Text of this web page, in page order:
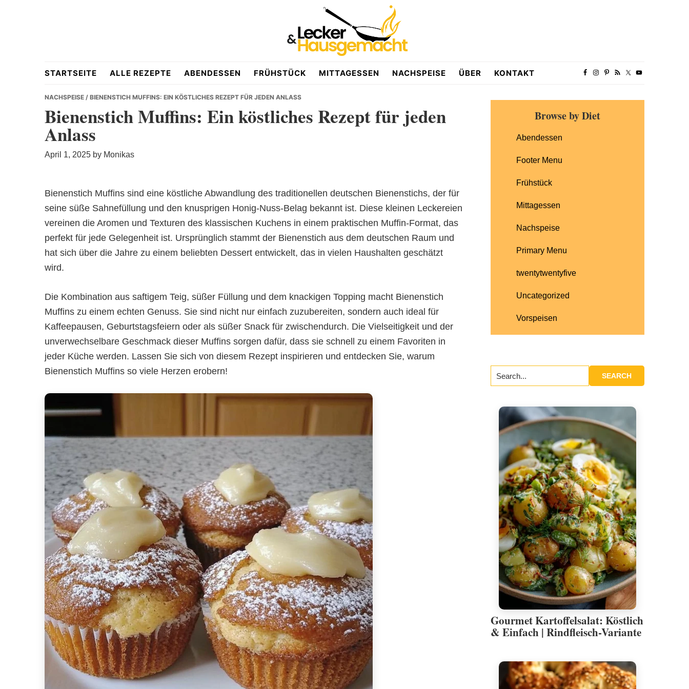
Hausgemacht
&
Lecker
STARTSEITE ALLE REZEPTE ABENDESSEN FRÜHSTÜCK MITTAGESSEN NACHSPEISE ÜBER KONTAKT
NACHSPEISE / BIENENSTICH MUFFINS: EIN KÖSTLICHES REZEPT FÜR JEDEN ANLASS
Bienenstich Muffins: Ein köstliches Rezept für jeden
Anlass
April 1, 2025 by Monikas
Bienenstich Muffins sind eine köstliche Abwandlung des traditionellen deutschen Bienenstichs, der für
seine süße Sahnefüllung und den knusprigen Honig-Nuss-Belag bekannt ist. Diese kleinen Leckereien
vereinen die Aromen und Texturen des klassischen Kuchens in einem praktischen Muffin-Format, das
perfekt für jede Gelegenheit ist. Ursprünglich stammt der Bienenstich aus dem deutschen Raum und
hat sich über die Jahre zu einem beliebten Dessert entwickelt, das in vielen Haushalten geschätzt
wird.
Die Kombination aus saftigem Teig, süßer Füllung und dem knackigen Topping macht Bienenstich
Muffins zu einem echten Genuss. Sie sind nicht nur einfach zuzubereiten, sondern auch ideal für
Kaffeepausen, Geburtstagsfeiern oder als süßer Snack für zwischendurch. Die Vielseitigkeit und der
unverwechselbare Geschmack dieser Muffins sorgen dafür, dass sie schnell zu einem Favoriten in
jeder Küche werden. Lassen Sie sich von diesem Rezept inspirieren und entdecken Sie, warum
Bienenstich Muffins so viele Herzen erobern!
Primary
SidebarBrowse by Diet
Abendessen
Footer Menu
Frühstück
Mittagessen
Nachspeise
Primary Menu
twentytwentyfive
Uncategorized
Vorspeisen
Gourmet Kartoffelsalat: Köstlich
& Einfach | Rindfleisch-Variante